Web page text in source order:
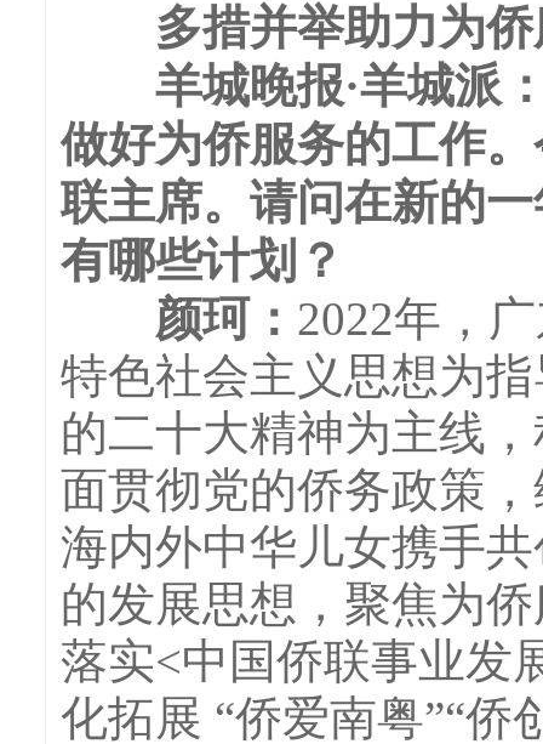
多措并举助力为侨
羊城晚报·羊城派：
做好为侨服务的工作
联主席。请问在新的
有哪些计划？
颜珂： 2022年，
特色社会主义思想为
的二十大精神为主线
面贯彻党的侨务政策
海内外中华儿女携手
的发展思想，聚焦为
落实<中国侨联事业发
化拓展 “侨爱南粤”“侨